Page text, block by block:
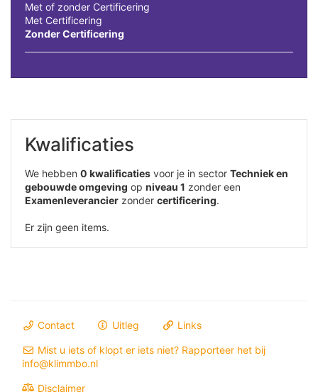
Met of zonder Certificering
Met Certificering
Zonder Certificering
Kwalificaties
We hebben 0 kwalificaties voor je in sector Techniek en
gebouwde omgeving op niveau 1 zonder een
Examenleverancier zonder certificering.
Er zijn geen items.
Contact Uitleg Links
Mist u iets of klopt er iets niet? Rapporteer het bij
info@klimmbo.nl
Disclaimer